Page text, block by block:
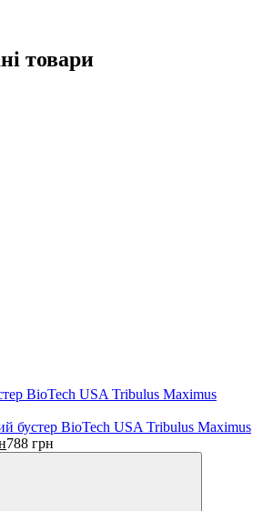
товари
бустер BioTech USA Tribulus Maximus
788 грн